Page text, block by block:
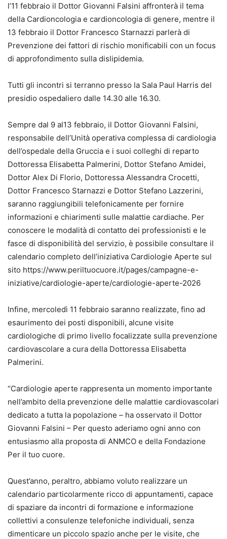
l’11 febbraio il Dottor Giovanni Falsini affronterà il tema
della Cardioncologia e cardioncologia di genere, mentre il
13 febbraio il Dottor Francesco Starnazzi parlerà di
Prevenzione dei fattori di rischio monificabili con un focus
di approfondimento sulla dislipidemia.
Tutti gli incontri si terranno presso la Sala Paul Harris del
presidio ospedaliero dalle 14.30 alle 16.30.
Sempre dal 9 al13 febbraio, il Dottor Giovanni Falsini,
responsabile dell’Unità operativa complessa di cardiologia
dell’ospedale della Gruccia e i suoi colleghi di reparto
Dottoressa Elisabetta Palmerini, Dottor Stefano Amidei,
Dottor Alex Di Florio, Dottoressa Alessandra Crocetti,
Dottor Francesco Starnazzi e Dottor Stefano Lazzerini,
saranno raggiungibili telefonicamente per fornire
informazioni e chiarimenti sulle malattie cardiache. Per
conoscere le modalità di contatto dei professionisti e le
fasce di disponibilità del servizio, è possibile consultare il
calendario completo dell’iniziativa Cardiologie Aperte sul
sito https://www.periltuocuore.it/pages/campagne-e-
iniziative/cardiologie-aperte/cardiologie-aperte-2026
Infine, mercoledì 11 febbraio saranno realizzate, fino ad
esaurimento dei posti disponibili, alcune visite
cardiologiche di primo livello focalizzate sulla prevenzione
cardiovascolare a cura della Dottoressa Elisabetta
Palmerini.
“Cardiologie aperte rappresenta un momento importante
nell’ambito della prevenzione delle malattie cardiovascolari
dedicato a tutta la popolazione – ha osservato il Dottor
Giovanni Falsini – Per questo aderiamo ogni anno con
entusiasmo alla proposta di ANMCO e della Fondazione
Per il tuo cuore.
Quest’anno, peraltro, abbiamo voluto realizzare un
calendario particolarmente ricco di appuntamenti, capace
di spaziare da incontri di formazione e informazione
collettivi a consulenze telefoniche individuali, senza
dimenticare un piccolo spazio anche per le visite, che